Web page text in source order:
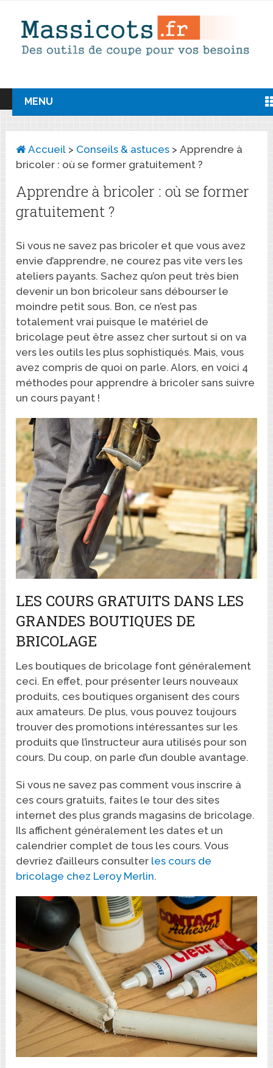
MENU
Accueil > Conseils & astuces >Apprendre à
bricoler : où se former gratuitement ?
Apprendre à bricoler : où se former
gratuitement ?
Si vous ne savez pas bricoler et que vous avez
envie d’apprendre, ne courez pas vite vers les
ateliers payants. Sachez qu’on peut très bien
devenir un bon bricoleur sans débourser le
moindre petit sous. Bon, ce n’est pas
totalement vrai puisque le matériel de
bricolage peut être assez cher surtout si on va
vers les outils les plus sophistiqués. Mais, vous
avez compris de quoi on parle. Alors, en voici 4
méthodes pour apprendre à bricoler sans suivre
un cours payant !
LES COURS GRATUITS DANS LES
GRANDES BOUTIQUES DE
BRICOLAGE
Les boutiques de bricolage font généralement
ceci. En effet, pour présenter leurs nouveaux
produits, ces boutiques organisent des cours
aux amateurs. De plus, vous pouvez toujours
trouver des promotions intéressantes sur les
produits que l’instructeur aura utilisés pour son
cours. Du coup, on parle d’un double avantage.
Si vous ne savez pas comment vous inscrire à
ces cours gratuits, faites le tour des sites
internet des plus grands magasins de bricolage.
Ils affichent généralement les dates et un
calendrier complet de tous les cours. Vous
devriez d’ailleurs consulter les cours de
bricolage chez Leroy Merlin.